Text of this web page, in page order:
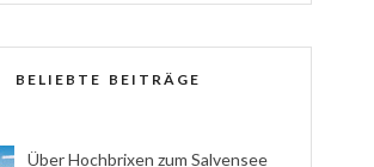
BELIEBTE BEITRÄGE
Über Hochbrixen zum Salvensee